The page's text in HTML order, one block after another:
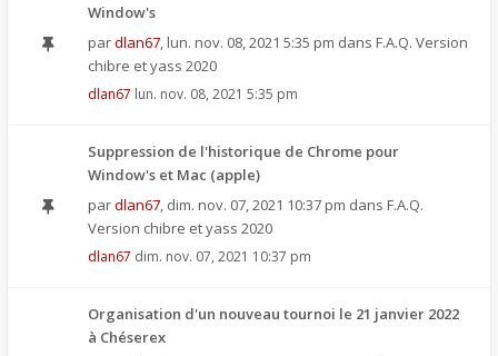
Window's
pardlan67, lun. nov. 08, 2021 5:35 pm dans F.A.Q. Version
chibre et yass 2020
dlan67 lun. nov. 08, 2021 5:35 pm
Suppression de l'historique de Chrome pour
Window's et Mac (apple)
pardlan67, dim. nov. 07, 2021 10:37 pm dans F.A.Q.
Version chibre et yass 2020
dlan67 dim. nov. 07, 2021 10:37 pm
Organisation d'un nouveau tournoi le 21 janvier 2022
à Chéserex